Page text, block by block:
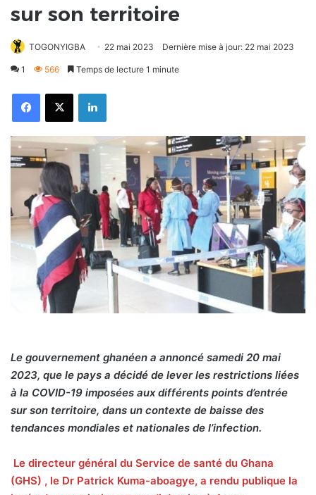
sur son territoire
TOGONYIGBA 22 mai 2023 Dernière mise à jour: 22 mai 2023
1 566 Temps de lecture 1 minute
FacebookX Linkedin
Le gouvernement ghanéen a annoncé samedi 20 mai
2023, que le pays a décidé de lever les restrictions liées
à la COVID-19 imposées aux différents points d’entrée
sur son territoire, dans un contexte de baisse des
tendances mondiales et nationales de l’infection.
Le directeur général du Service de santé du Ghana
(GHS) , le Dr Patrick Kuma-aboagye, a rendu publique la